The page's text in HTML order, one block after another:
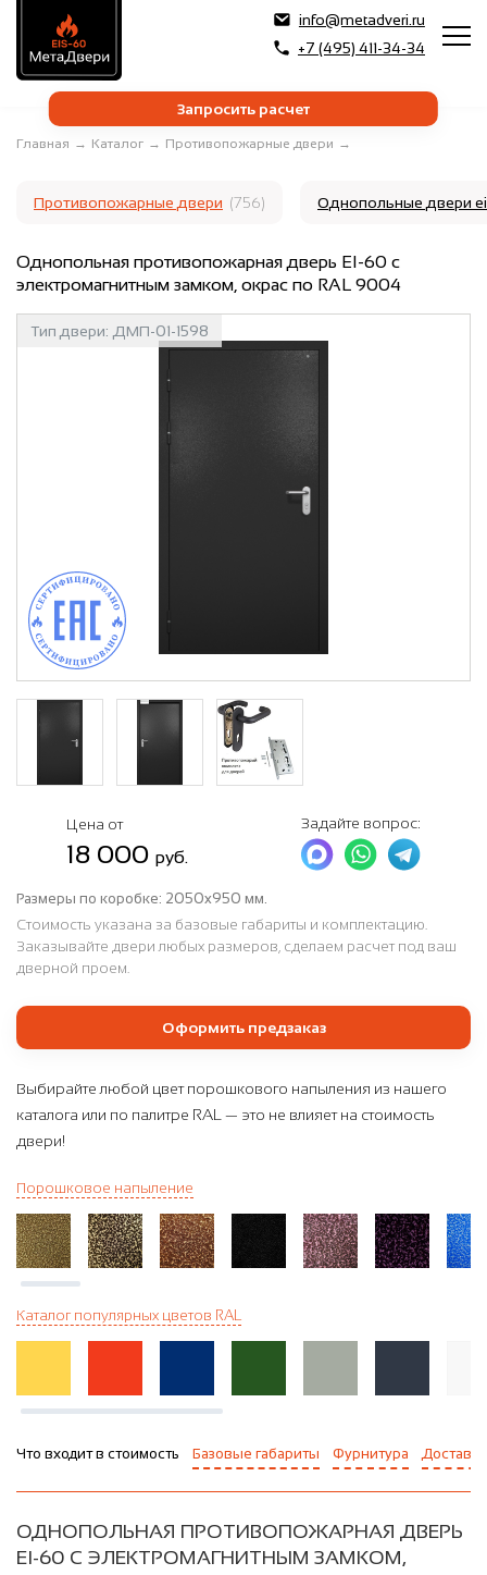
info@metadveri.ru
+7 (495) 411-34-34
Запросить расчет
Главная → Каталог → Противопожарные двери →
Противопожарные двери (756) Однопольные двери
Однопольная противопожарная дверь EI-60 с
электромагнитным замком, окрас по RAL 9004
Тип двери: ДМП-01-1598
Цена от
18 000 руб.
Задайте вопрос:
Размеры по коробке: 2050x950 мм.
Стоимость указана за базовые габариты и комплектацию.
Заказывайте двери любых размеров, сделаем расчет под ваш
дверной проем.
Оформить предзаказ
Выбирайте любой цвет порошкового напыления из нашего
каталога или по палитре RAL — это не влияет на стоимость
двери!
Порошковое напыление
Каталог популярных цветов RAL
Что входит в стоимость Базовые габариты Фурнитура Доставка
ОДНОПОЛЬНАЯ ПРОТИВОПОЖАРНАЯ ДВЕРЬ
EI-60 С ЭЛЕКТРОМАГНИТНЫМ ЗАМКОМ,